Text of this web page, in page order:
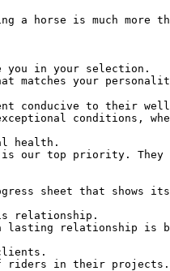
a horse is much
you in your selection.
matches your
conducive to their
conditions,
health.
is our top priority.
sheet that
relationship.
relationship is
clients.
of riders in their